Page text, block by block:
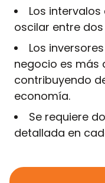
Los
oscilar entre
Los
negocio es más
contribuyendo
economía.
Se requiere
detallada en